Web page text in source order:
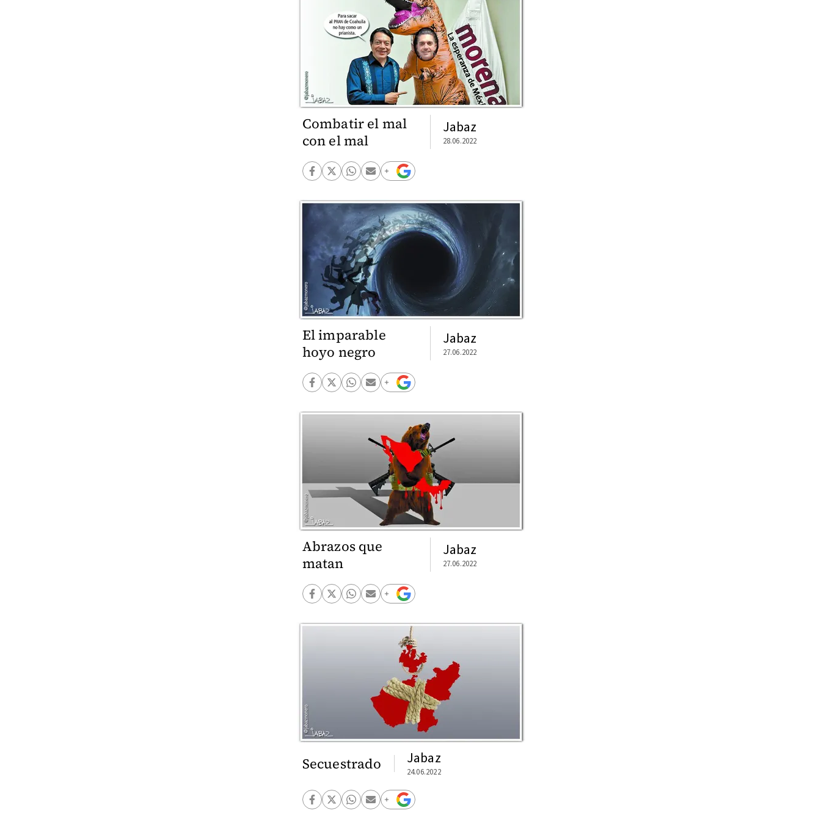
Combatir el mal
con el mal
Jabaz
28.06.2022
El imparable
hoyo negro
Jabaz
27.06.2022
Abrazos que
matan
Jabaz
27.06.2022
Secuestrado Jabaz
24.06.2022